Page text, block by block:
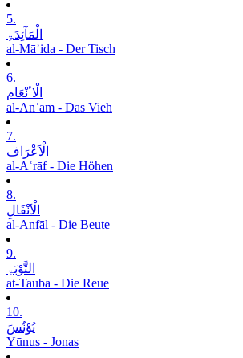
5.
الْمَآئِدَۃِ
al-Māʾida - Der Tisch
6.
الْاٴنْعَام
al-Anʿām - Das Vieh
7.
الْاَعْرَاف
al-Aʿrāf - Die Höhen
8.
الْاَنْفَالِ
al-Anfāl - Die Beute
9.
التَّوْبَۃِ
at-Tauba - Die Reue
10.
یُوْنُسَ
Yūnus - Jonas